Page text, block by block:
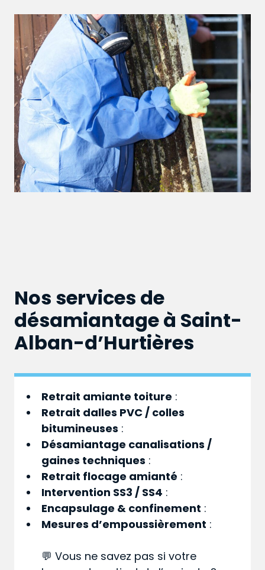
Nos services de
désamiantage à Saint-
Alban-d’Hurtières
Retrait amiante toiture :
Retrait dalles PVC / colles
bitumineuses :
Désamiantage canalisations /
gaines techniques :
Retrait flocage amianté :
Intervention SS3 / SS4 :
Encapsulage & confinement :
Mesures d’empoussièrement :
💬 Vous ne savez pas si votre